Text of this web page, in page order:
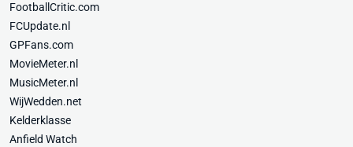
FootballCritic.com
FCUpdate.nl
GPFans.com
MovieMeter.nl
MusicMeter.nl
WijWedden.net
Kelderklasse
Anfield Watch